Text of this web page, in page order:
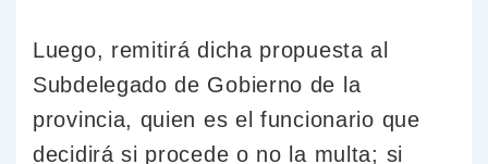
Luego, remitirá dicha propuesta al
Subdelegado de Gobierno de la
provincia, quien es el funcionario que
decidirá si procede o no la multa; si